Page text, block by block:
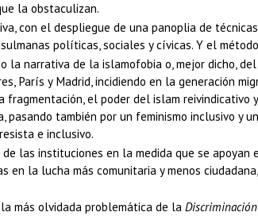
la obstaculizan.
con el despliegue de una panoplia de
políticas, sociales y cívicas. Y el
la narrativa de la islamofobia o, mejor dicho,
París y Madrid, incidiendo en la generación
el poder del islam
también por un feminismo inclusivo y
e inclusivo.
las instituciones en la medida que se
la lucha más comunitaria y menos
más olvidada problemática de la